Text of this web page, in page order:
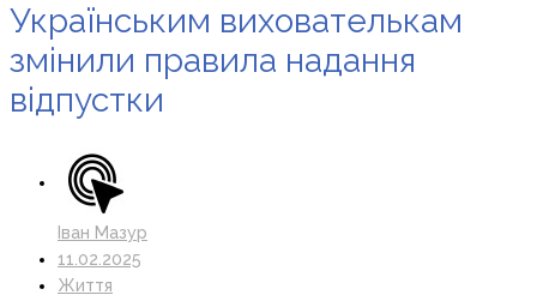
Українським вихователькам
змінили правила надання
відпустки
Іван Мазур
11.02.2025
Життя